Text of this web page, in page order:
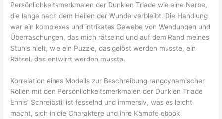
Persönlichkeitsmerkmalen der Dunklen Triade wie eine Narbe,
die lange nach dem Heilen der Wunde verbleibt. Die Handlung
war ein komplexes und intrikates Gewebe von Wendungen und
Überraschungen, das mich rätselnd und auf dem Rand meines
Stuhls hielt, wie ein Puzzle, das gelöst werden musste, ein
Rätsel, das entwirrt werden musste.
Korrelation eines Modells zur Beschreibung rangdynamischer
Rollen mit den Persönlichkeitsmerkmalen der Dunklen Triade
Ennis’ Schreibstil ist fesselnd und immersiv, was es leicht
macht, sich in die Charaktere und ihre Kämpfe ebook